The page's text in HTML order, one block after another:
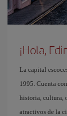
¡Hola,
La capital
1995. Cuenta
historia, cultura,
atractivos de la